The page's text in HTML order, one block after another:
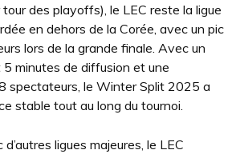
des playoffs), le LEC reste la ligue
en dehors de la Corée, avec un pic
lors de la grande finale. Avec un
minutes de diffusion et une
spectateurs, le Winter Split 2025 a
stable tout au long du tournoi.
ligues majeures, le LEC